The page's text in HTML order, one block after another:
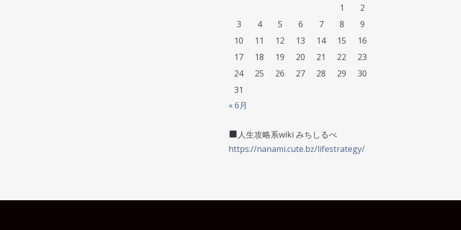
1
2
3
4 5 6 7 8
9
10
11 12 13 14 15
16
17
18 19 20 21 22
23
24
25 26 27 28 29
30
31
« 6月
人生攻略系wiki みちしるべ
https://nanami.cute.bz/lifestrategy/